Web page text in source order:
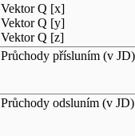
Vektor Q [x]
Vektor Q [y]
Vektor Q [z]
Průchody přísluním (v JD)
Průchody odsluním (v JD)